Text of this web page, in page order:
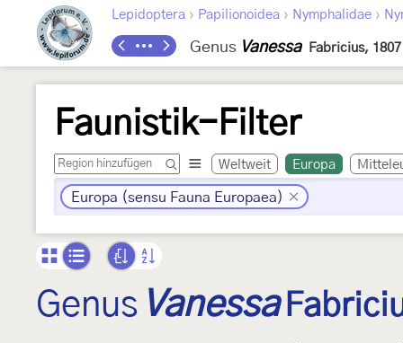
Lepidoptera › Papilionoidea › Nymphalidae ›
Genus Vanessa Fabricius, 1807
Faunistik-Filter
Weltweit Europa
Europa (sensu Fauna Europaea)
Genus Vanessa